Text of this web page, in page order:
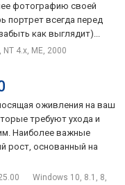
фотографию своей
портрет всегда перед
как выглядит)...
NT 4.x, ME, 2000
оживления на ваш
требуют ухода и
Наиболее важные
рост, основанный на
Windows 10, 8.1, 8,